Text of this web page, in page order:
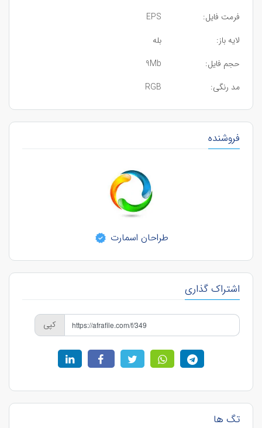
فرمت فایل:
EPS
لایه باز:
بله
حجم فایل:
9Mb
مد رنگی:
RGB
فروشنده
طراحان اسمارت
اشتراک گذاری
کپی
تگ ها